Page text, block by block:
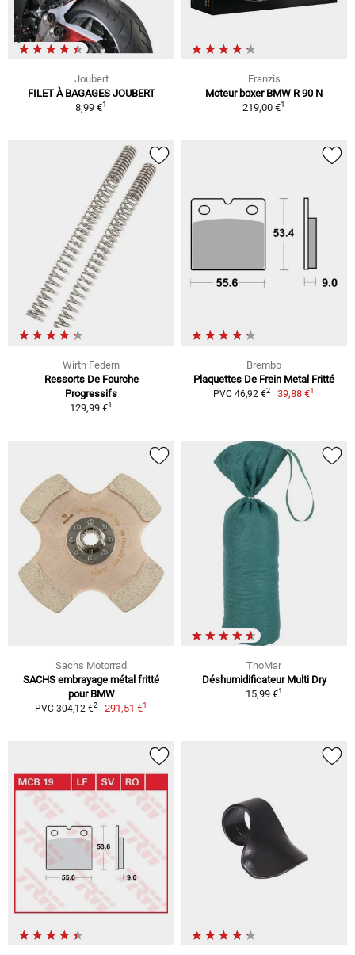
Joubert
FILET À BAGAGES JOUBERT
8,99 €1
Franzis
Moteur boxer BMW R 90 N
219,00 €1
Wirth Federn
Ressorts De Fourche
Progressifs
129,99 €1
Brembo
Plaquettes De Frein Metal Fritté
PVC 46,92 €2 39,88 €1
Sachs Motorrad
SACHS embrayage métal fritté
pour BMW
PVC 304,12 €2 291,51 €1
ThoMar
Déshumidificateur Multi Dry
15,99 €1